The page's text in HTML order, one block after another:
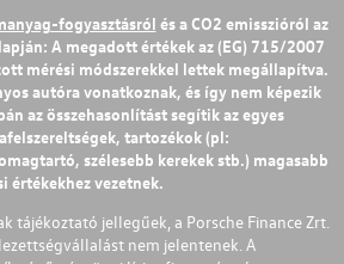
fogyasztásról és a CO2 emisszióról az
A megadott értékek az (EG) 715/2007
mérési módszerekkel lettek megállapítva.
autóra vonatkoznak, és így nem képezik
az összehasonlítást segítik az egyes
tartozékok (pl:
szélesebb kerekek stb.) magasabb
értékekhez vezetnek.
tájékoztató jellegűek, a Porsche Finance Zrt.
nem jelentenek. A